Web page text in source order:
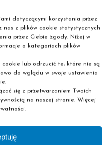
dotyczącymi korzystania przez
nas z plików cookie statystycznych
przez Ciebie zgody. Niżej w
o kategoriach plików
cookie lub odrzucić te, które nie są
do wglądu w swoje ustawienia
się z przetwarzaniem Twoich
na naszej stronie. Więcej